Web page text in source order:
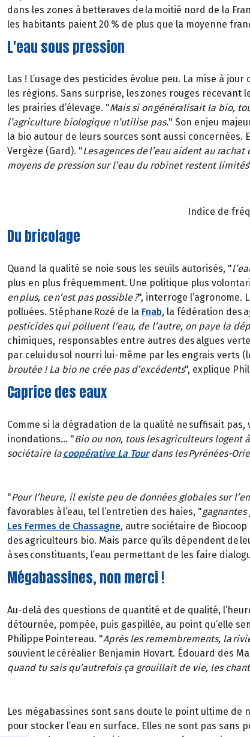
dans les zones à betteraves de la moitié nord de la
les habitants paient 20 % de plus que la moyenne
L'eau sous pression
Las ! L’usage des pesticides évolue peu. La mise à jour
les régions. Sans surprise, les zones rouges
les prairies d’élevage. "Mais si on généralisait la bio,
l’agriculture biologique n’utilise pas." Son enjeu
la bio autour de leurs sources sont aussi concernées.
Vergèze (Gard). "Les agences de l’eau aident au
moyens de pression sur l’eau du robinet restent limités
Indice de
Du bricolage
Quand la qualité se noie sous les seuils autorisés, "
plus en plus fréquemment. Une politique plus
en plus, ce n’est pas possible ?", interroge l’agronome.
polluées. Stéphane Rozé de la Fnab, la fédération des
pesticides qui polluent l’eau, de l’autre, on paye la
chimiques, responsables entre autres des algues
par celui du sol nourri lui-même par les engrais verts
broutée ! La bio ne crée pas d’excédents", explique
Caprice des eaux
Comme si la dégradation de la qualité ne suffisait
inondations… "Bio ou non, tous les agriculteurs logent
sociétaire lacoopérative La Tourdans les Pyrénées-
"Pour l’heure, il existe peu de données globales sur
favorables à l’eau, tel l’entretien des haies, "
Les Fermes de Chassagne, autre sociétaire de
des agriculteurs bio. Mais parce qu’ils dépendent de
à ses constituants, l’eau permettant de les faire
Mégabassines, non merci !
Au-delà des questions de quantité et de qualité,
détournée, pompée, puis gaspillée, au point qu’elle
Philippe Pointereau. "Après les remembrements, la
souvient le céréalier Benjamin Hovart. Édouard des
quand tu sais qu’autrefois ça grouillait de vie, les
Les mégabassines sont sans doute le point ultime
pour stocker l’eau en surface. Elles ne sont pas